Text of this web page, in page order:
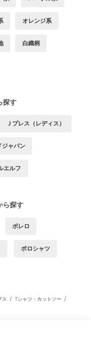
オレンジ系
白織柄
探す
Ｊプレス（レディス）
ジャパン
エルフ
ら探す
ボレロ
ポロシャツ
ス / Tシャツ・カットソー /